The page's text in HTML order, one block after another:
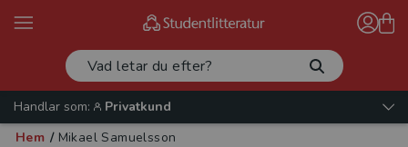
Handlar som:
Privatkund
Hem / Mikael Samuelsson